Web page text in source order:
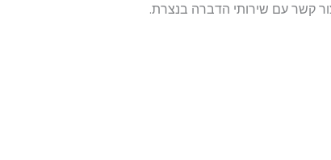
קשר עם שירותי הדברה בנצרת.